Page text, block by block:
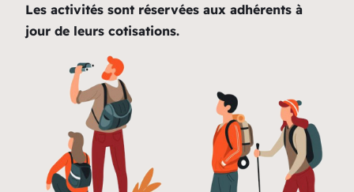
Les activités sont réservées aux adhérents à
jour de leurs cotisations.